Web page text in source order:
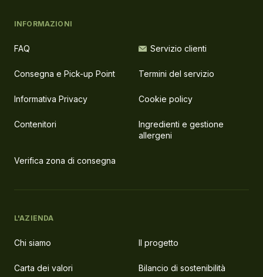
INFORMAZIONI
FAQ Servizio clienti
Consegna e Pick-up Point Termini del servizio
Informativa Privacy Cookie policy
Contenitori
Ingredienti e gestione
allergeni
Verifica zona di consegna
L'AZIENDA
Chi siamo Il progetto
Carta dei valori Bilancio di sostenibilità